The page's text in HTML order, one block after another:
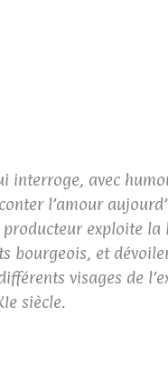
interroge, avec
l’amour
exploite la
bourgeois, et
visages de
siècle.